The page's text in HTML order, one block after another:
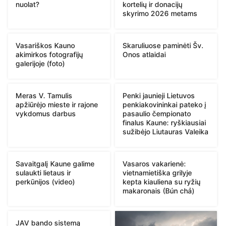
nuolat?
kortelių ir donacijų
skyrimo 2026 metams
Vasariškos Kauno
akimirkos fotografijų
galerijoje (foto)
Skaruliuose paminėti Šv.
Onos atlaidai
Meras V. Tamulis
apžiūrėjo mieste ir rajone
vykdomus darbus
Penki jaunieji Lietuvos
penkiakovininkai pateko į
pasaulio čempionato
finalus Kaune: ryškiausiai
sužibėjo Liutauras Valeika
Savaitgalį Kaune galime
sulaukti lietaus ir
perkūnijos (video)
Vasaros vakarienė:
vietnamietiška grilyje
kepta kiauliena su ryžių
makaronais (Bún chả)
JAV bando sistemą